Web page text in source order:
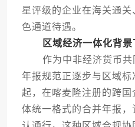
星评级的企业在海关通
色通道待遇。
区域经济一体化背
作为中非经济货币共
年报规范正逐步与区域
起，在喀麦隆注册的跨国
体统一格式的合并年报